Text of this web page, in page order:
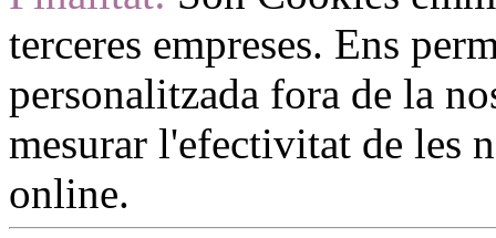
terceres empreses. Ens
personalitzada fora de la
mesurar l'efectivitat de les
online.